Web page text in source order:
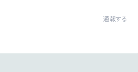
通報する